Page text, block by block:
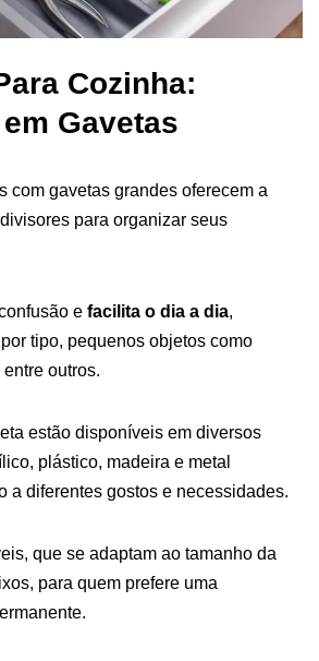
Cozinha:
Gavetas
com gavetas grandes oferecem a
para organizar seus
e facilita o dia a dia,
tipo, pequenos objetos como
outros.
estão disponíveis em diversos
plástico, madeira e metal
a diferentes gostos e necessidades.
que se adaptam ao tamanho da
para quem prefere uma